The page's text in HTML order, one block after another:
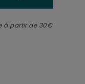
à partir de 30€